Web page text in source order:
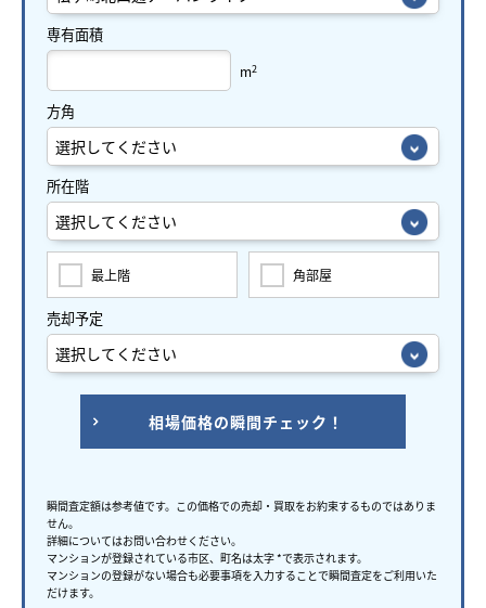
専有面積
m2
方角
所在階
最上階 角部屋
売却予定
相場価格の瞬間チェック！
瞬間査定額は参考値です。この価格での売却・買取をお約束するものではありま
せん。
詳細についてはお問い合わせください。
マンションが登録されている市区、町名は太字 *で表示されます。
マンションの登録がない場合も必要事項を入力することで瞬間査定をご利用いた
だけます。